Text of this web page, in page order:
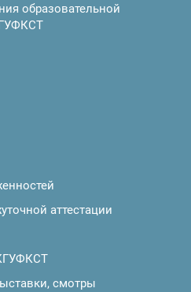
образовательной
аттестации
смотры